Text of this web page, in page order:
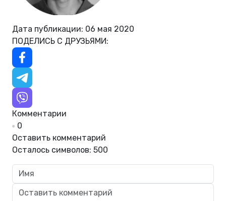
Дата публикации: 06 мая 2020
ПОДЕЛИСЬ С ДРУЗЬЯМИ:
Комментарии
0
Оставить комментарий
Осталось символов: 500